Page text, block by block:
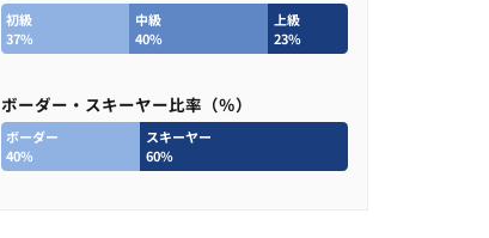
初級
37%
中級
40%
上級
23%
ボーダー・スキーヤー比率（％）
ボーダー
40%
スキーヤー
60%